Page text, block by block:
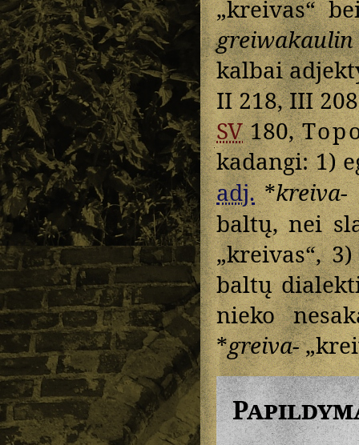
„kreivas“
greiwakaulin
kalbai
II 218, III
SV180,
kadangi: 1)
adj.*kreiva-
baltų, nei
„kreivas“,
baltų
nieko
*greiva-